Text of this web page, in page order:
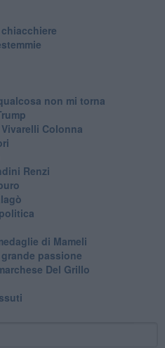
non mi torna
Colonna
Renzi
di Mameli
passione
Del Grillo